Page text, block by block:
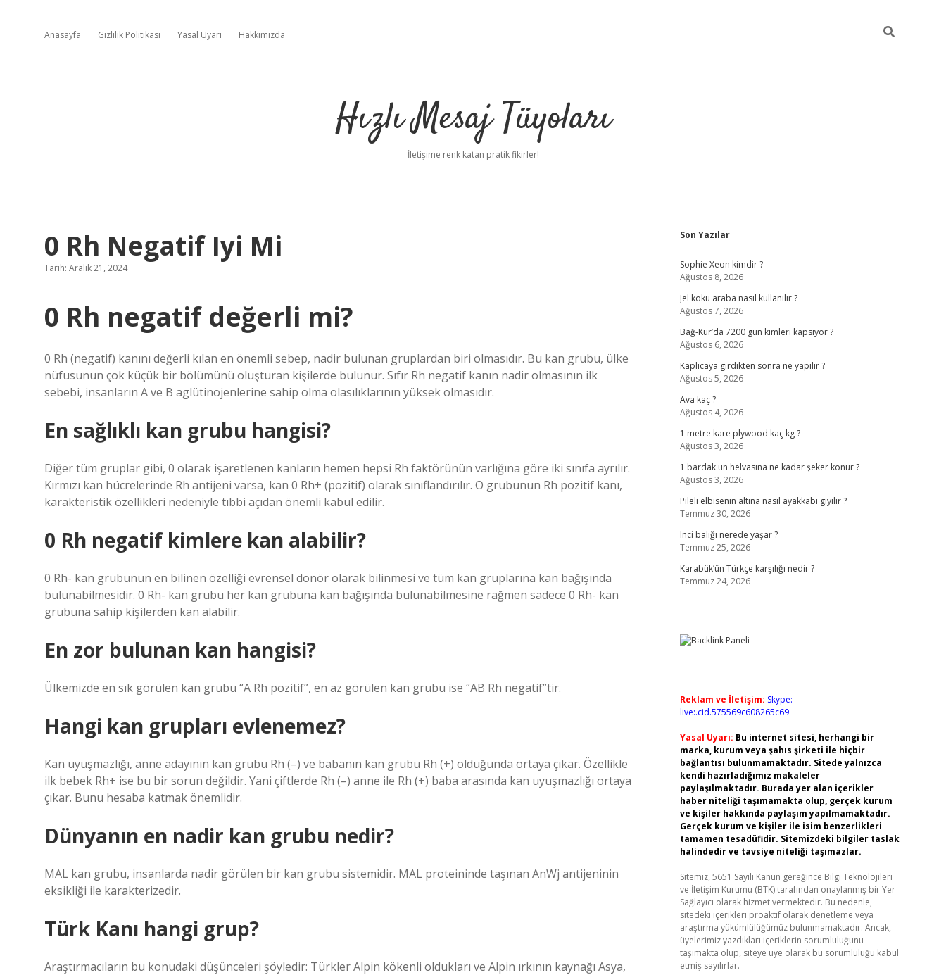
Anasayfa Gizlilik Politikası Yasal Uyarı Hakkımızda
Hızlı Mesaj Tüyoları
İletişime renk katan pratik fikirler!
0 Rh Negatif Iyi Mi
Tarih: Aralık 21, 2024
0 Rh negatif değerli mi?
0 Rh (negatif) kanını değerli kılan en önemli sebep, nadir bulunan gruplardan biri olmasıdır. Bu kan grubu, ülke
nüfusunun çok küçük bir bölümünü oluşturan kişilerde bulunur. Sıfır Rh negatif kanın nadir olmasının ilk
sebebi, insanların A ve B aglütinojenlerine sahip olma olasılıklarının yüksek olmasıdır.
En sağlıklı kan grubu hangisi?
Diğer tüm gruplar gibi, 0 olarak işaretlenen kanların hemen hepsi Rh faktörünün varlığına göre iki sınıfa ayrılır.
Kırmızı kan hücrelerinde Rh antijeni varsa, kan 0 Rh+ (pozitif) olarak sınıflandırılır. O grubunun Rh pozitif kanı,
karakteristik özellikleri nedeniyle tıbbi açıdan önemli kabul edilir.
0 Rh negatif kimlere kan alabilir?
0 Rh- kan grubunun en bilinen özelliği evrensel donör olarak bilinmesi ve tüm kan gruplarına kan bağışında
bulunabilmesidir. 0 Rh- kan grubu her kan grubuna kan bağışında bulunabilmesine rağmen sadece 0 Rh- kan
grubuna sahip kişilerden kan alabilir.
En zor bulunan kan hangisi?
Ülkemizde en sık görülen kan grubu “A Rh pozitif”, en az görülen kan grubu ise “AB Rh negatif”tir.
Hangi kan grupları evlenemez?
Kan uyuşmazlığı, anne adayının kan grubu Rh (–) ve babanın kan grubu Rh (+) olduğunda ortaya çıkar. Özellikle
ilk bebek Rh+ ise bu bir sorun değildir. Yani çiftlerde Rh (–) anne ile Rh (+) baba arasında kan uyuşmazlığı ortaya
çıkar. Bunu hesaba katmak önemlidir.
Dünyanın en nadir kan grubu nedir?
MAL kan grubu, insanlarda nadir görülen bir kan grubu sistemidir. MAL proteininde taşınan AnWj antijeninin
eksikliği ile karakterizedir.
Türk Kanı hangi grup?
Araştırmacıların bu konudaki düşünceleri şöyledir: Türkler Alpin kökenli oldukları ve Alpin ırkının kaynağı Asya,
Sidebar
Son Yazılar
Sophie Xeon kimdir ?
Ağustos 8, 2026
Jel koku araba nasıl kullanılır ?
Ağustos 7, 2026
Bağ-Kur’da 7200 gün kimleri kapsıyor ?
Ağustos 6, 2026
Kaplicaya girdikten sonra ne yapılır ?
Ağustos 5, 2026
Ava kaç ?
Ağustos 4, 2026
1 metre kare plywood kaç kg ?
Ağustos 3, 2026
1 bardak un helvasına ne kadar şeker konur ?
Ağustos 3, 2026
Pileli elbisenin altına nasıl ayakkabı giyilir ?
Temmuz 30, 2026
Inci balığı nerede yaşar ?
Temmuz 25, 2026
Karabük’ün Türkçe karşılığı nedir ?
Temmuz 24, 2026
Reklam ve İletişim: Skype:
live:.cid.575569c608265c69
Yasal Uyarı: Bu internet sitesi, herhangi bir
marka, kurum veya şahıs şirketi ile hiçbir
bağlantısı bulunmamaktadır. Sitede yalnızca
kendi hazırladığımız makaleler
paylaşılmaktadır. Burada yer alan içerikler
haber niteliği taşımamakta olup, gerçek kurum
ve kişiler hakkında paylaşım yapılmamaktadır.
Gerçek kurum ve kişiler ile isim benzerlikleri
tamamen tesadüfidir. Sitemizdeki bilgiler taslak
halindedir ve tavsiye niteliği taşımazlar.
Sitemiz, 5651 Sayılı Kanun gereğince Bilgi Teknolojileri
ve İletişim Kurumu (BTK) tarafından onaylanmış bir Yer
Sağlayıcı olarak hizmet vermektedir. Bu nedenle,
sitedeki içerikleri proaktif olarak denetleme veya
araştırma yükümlülüğümüz bulunmamaktadır. Ancak,
üyelerimiz yazdıkları içeriklerin sorumluluğunu
taşımakta olup, siteye üye olarak bu sorumluluğu kabul
etmiş sayılırlar.